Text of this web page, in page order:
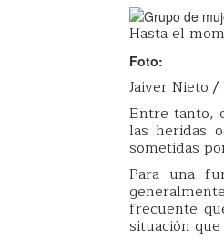
Hasta el
Foto:
Jaiver Nieto /
Entre tanto,
las heridas
sometidas
Para una
frecuente
situación